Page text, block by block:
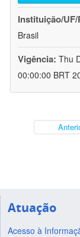
Instituição/UF/
Brasil
Vigência: Thu
00:00:00 BRT
Atuação
Acesso à